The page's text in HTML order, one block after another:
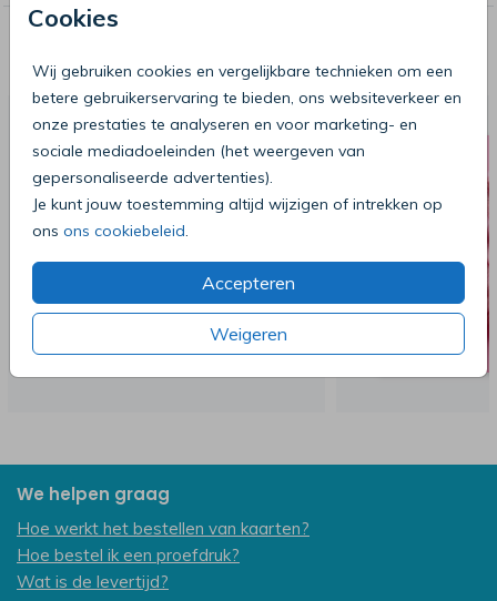
Cookies
Wij gebruiken cookies en vergelijkbare technieken om een
betere gebruikerservaring te bieden, ons websiteverkeer en
onze prestaties te analyseren en voor marketing- en
sociale mediadoeleinden (het weergeven van
gepersonaliseerde advertenties).
Je kunt jouw toestemming altijd wijzigen of intrekken op
ons ons cookiebeleid
Accepteren
Weigeren
voor je
We helpen graag
Hoe werkt het bestellen van kaarten?
Hoe bestel ik een proefdruk?
Wat is de levertijd?